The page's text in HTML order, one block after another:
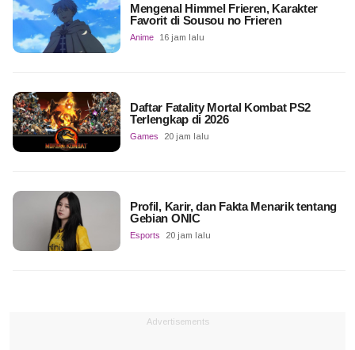
Mengenal Himmel Frieren, Karakter
Favorit di Sousou no Frieren
Anime 16 jam lalu
Daftar Fatality Mortal Kombat PS2
Terlengkap di 2026
Games 20 jam lalu
Profil, Karir, dan Fakta Menarik tentang
Gebian ONIC
Esports 20 jam lalu
Advertisements